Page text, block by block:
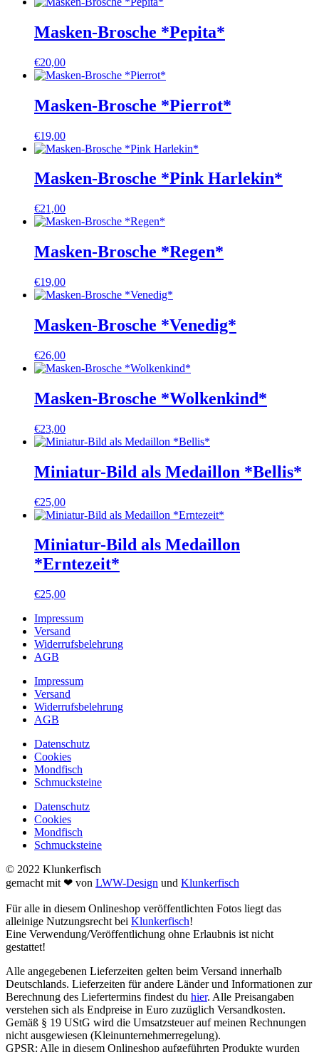
Masken-Brosche *Pepita*
€20,00
Masken-Brosche *Pierrot*
€19,00
Masken-Brosche *Pink Harlekin*
€21,00
Masken-Brosche *Regen*
€19,00
Masken-Brosche *Venedig*
€26,00
Masken-Brosche *Wolkenkind*
€23,00
Miniatur-Bild als Medaillon *Bellis*
€25,00
Miniatur-Bild als Medaillon
*Erntezeit*
€25,00
Impressum
Versand
Widerrufsbelehrung
AGB
Impressum
Versand
Widerrufsbelehrung
AGB
Datenschutz
Cookies
Mondfisch
Schmucksteine
Datenschutz
Cookies
Mondfisch
Schmucksteine
© 2022 Klunkerfisch
gemacht mit ❤ von LWW-Design und Klunkerfisch
Für alle in diesem Onlineshop veröffentlichten Fotos liegt das
alleinige Nutzungsrecht bei Klunkerfisch!
Eine Verwendung/Veröffentlichung ohne Erlaubnis ist nicht
gestattet!
Alle angegebenen Lieferzeiten gelten beim Versand innerhalb
Deutschlands. Lieferzeiten für andere Länder und Informationen zur
Berechnung des Liefertermins findest du hier. Alle Preisangaben
verstehen sich als Endpreise in Euro zuzüglich Versandkosten.
Gemäß § 19 UStG wird die Umsatzsteuer auf meinen Rechnungen
nicht ausgewiesen (Kleinunternehmerregelung).
GPSR: Alle in diesem Onlineshop aufgeführten Produkte wurden